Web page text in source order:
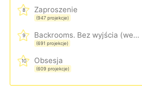
8 Zaproszenie
(947 projekcje)
9 Backrooms. Bez wyjścia (wersja rozszerzona)
(691 projekcje)
10 Obsesja
(609 projekcje)